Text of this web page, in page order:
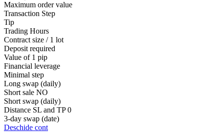
Maximum order value
Transaction Step
Tip
Trading Hours
Contract size / 1 lot
Deposit required
Value of 1 pip
Financial leverage
Minimal step
Long swap (daily)
Short sale NO
Short swap (daily)
Distance SL and TP 0
3-day swap (date)
Deschide cont